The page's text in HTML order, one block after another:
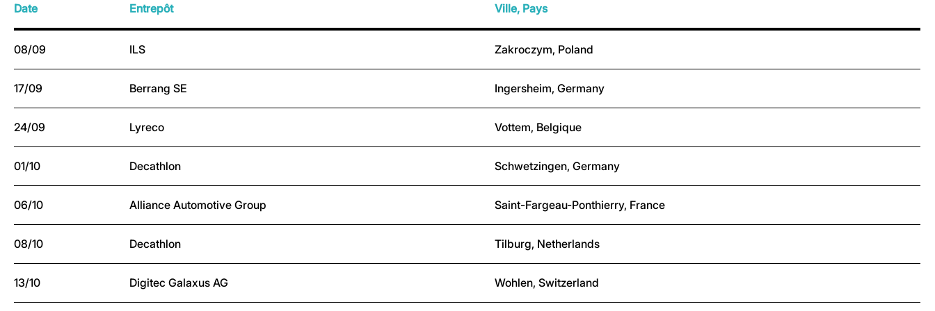
Date Entrepôt Ville, Pays
08/09 ILS Zakroczym, Poland
17/09 Berrang SE Ingersheim, Germany
24/09 Lyreco Vottem, Belgique
01/10 Decathlon Schwetzingen, Germany
06/10 Alliance Automotive Group Saint-Fargeau-Ponthierry, France
08/10 Decathlon Tilburg, Netherlands
13/10 Digitec Galaxus AG Wohlen, Switzerland